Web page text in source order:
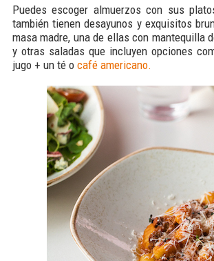
Puedes escoger almuerzos con sus
también tienen desayunos y exquisitos
masa madre, una de ellas con mantequilla
y otras saladas que incluyen opciones
jugo + un té o café americano.